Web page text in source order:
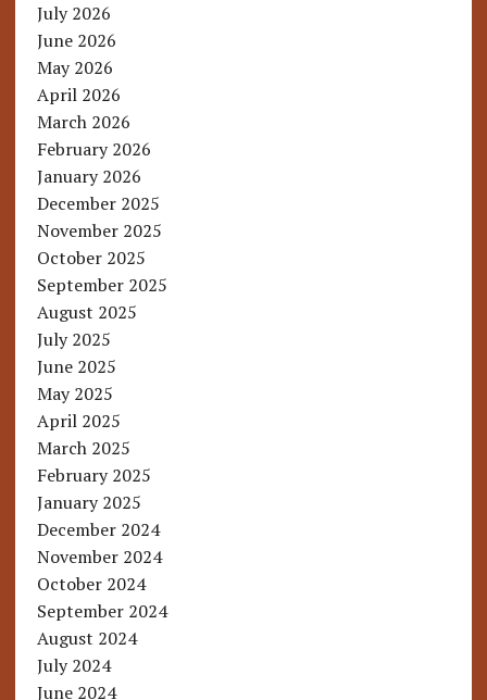
July 2026
June 2026
May 2026
April 2026
March 2026
February 2026
January 2026
December 2025
November 2025
October 2025
September 2025
August 2025
July 2025
June 2025
May 2025
April 2025
March 2025
February 2025
January 2025
December 2024
November 2024
October 2024
September 2024
August 2024
July 2024
June 2024